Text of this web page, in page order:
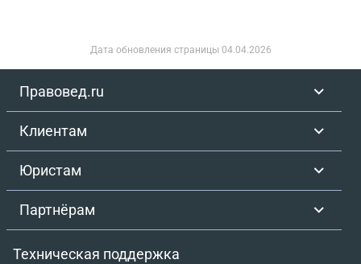
Дата обновления страницы 04.04.2026
Правовед.ru
Клиентам
Юристам
Партнёрам
Техническая поддержка